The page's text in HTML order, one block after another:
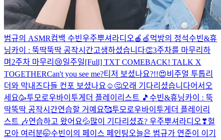
범규의 ASMR컴백 수빈우주뿌셔라디오🍎🍏 먹방의 정석수빈&휴
닝카이 : 뚝딱뚝딱 공작시간고생하셨습니다👏3주차를 마무리하
며 2주차 마무리😢일주일[Full] TXT COMEBACK! TALK X
TOGETHERCan't you see me?티저 보셨나요?!!😍비주얼 투톱리
더와 막내즈다들 컨포 보셨나요☺🤔오래 기다리셨습니다어서오
세요🥳투모로우바이투게더 플레이리스트 🎵 수빈&휴닝카이 : 뚝
딱뚝딱 공작시간연습할 거예요🥰투모로우바이투게더 플레이리
스트 🎶연습하고 왔어요💦많이 기다리셨죠? 우주뿌셔라디오❣헐
모아 여러분🤭수빈이의 페이스 페인팅 오늘은 범규가 연준이 이기